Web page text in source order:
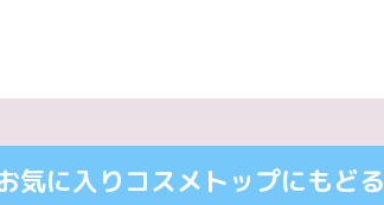
気に入りコスメトップにもどる